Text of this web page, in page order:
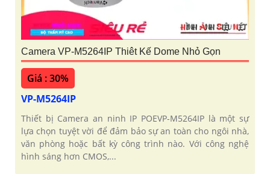
Camera VP-M5264IP Thiêt Kế Dome Nhỏ Gọn
Giá : 30%
VP-M5264IP
Thiết bị Camera an ninh IP POEVP-M5264IP là một sự
lựa chọn tuyệt vời để đảm bảo sự an toàn cho ngôi nhà,
văn phòng hoặc bất kỳ công trình nào. Với công nghệ
hình sáng hơn CMOS,...